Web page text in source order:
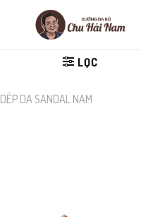
LỌC
DÉP DA SANDAL NAM